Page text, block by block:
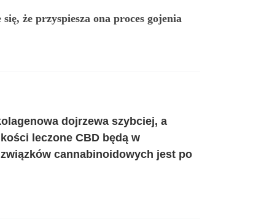
że przyspiesza ona proces gojenia
dojrzewa szybciej, a
leczone CBD będą w
cannabinoidowych jest po